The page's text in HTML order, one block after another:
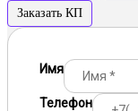
Заказать КП
Имя
Телефон